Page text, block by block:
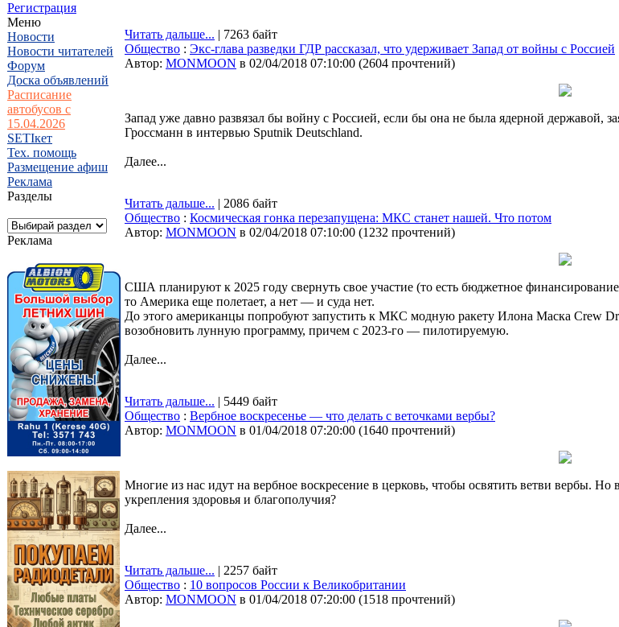
Регистрация
Меню
Новости
Новости читателей
Форум
Доска объявлений
Расписание
автобусов с
15.04.2026
SETIкет
Тех. помощь
Размещение афиш
Реклама
Разделы
Реклама
Читать дальше... | 7263 байт
Общество : Экс-глава разведки ГДР рассказал, что удерживает Запад от войны с Россией
Автор: MONMOON в 02/04/2018 07:10:00 (2604 прочтений)
Запад уже давно развязал бы войну с Россией, если бы она не была ядерной державой,
Гроссманн в интервью Sputnik Deutschland.
Далее...
Читать дальше... | 2086 байт
Общество : Космическая гонка перезапущена: МКС станет нашей. Что потом
Автор: MONMOON в 02/04/2018 07:10:00 (1232 прочтений)
США планируют к 2025 году свернуть свое участие (то есть бюджетное
то Америка еще полетает, а нет — и суда нет.
До этого американцы попробуют запустить к МКС модную ракету Илона Маска Crew
возобновить лунную программу, причем с 2023-го — пилотируемую.
Далее...
Читать дальше... | 5449 байт
Общество : Вербное воскресенье — что делать с веточками вербы?
Автор: MONMOON в 01/04/2018 07:20:00 (1640 прочтений)
Многие из нас идут на вербное воскресение в церковь, чтобы освятить ветви вербы.
укрепления здоровья и благополучия?
Далее...
Читать дальше... | 2257 байт
Общество : 10 вопросов России к Великобритании
Автор: MONMOON в 01/04/2018 07:20:00 (1518 прочтений)